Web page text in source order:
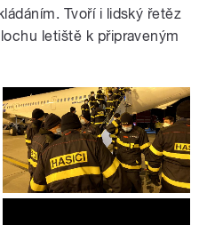
Tvoří i lidský řetěz
letiště k připraveným